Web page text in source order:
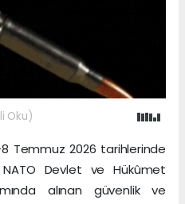
Oku)
8 Temmuz 2026 tarihlerinde
Devlet ve Hükûmet
alınan güvenlik ve